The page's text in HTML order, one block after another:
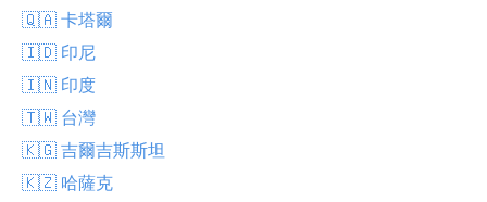
🇶🇦 卡塔爾
🇮🇩 印尼
🇮🇳 印度
🇹🇼 台灣
🇰🇬 吉爾吉斯斯坦
🇰🇿 哈薩克